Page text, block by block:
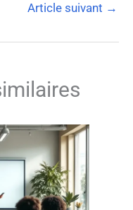
Article suivant →